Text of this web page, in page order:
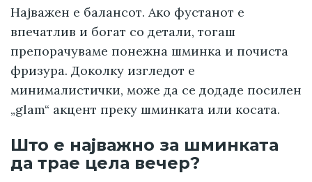
Најважен е балансот. Ако фустанот е
впечатлив и богат со детали, тогаш
препорачуваме понежна шминка и почиста
фризура. Доколку изгледот е
минималистички, може да се додаде посилен
„glam“ акцент преку шминката или косата.
Што е најважно за шминката
да трае цела вечер?